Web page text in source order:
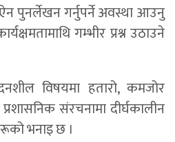
पुनर्लेखन गर्नुपर्ने अवस्था आउनु
गम्भीर प्रश्न उठाउने
विषयमा हतारो, कमजोर
संरचनामा दीर्घकालीन
भनाइ छ ।